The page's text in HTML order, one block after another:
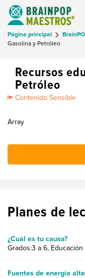
Página principal
Gasolina y Petróleo
Recursos
Petróleo
Contenido Sensible
Array
Planes de
¿Cuál es tu causa?
Grados:3 a 6, Educación
Fuentes de energía